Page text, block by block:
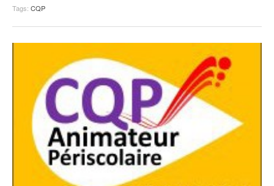
Tags: CQP